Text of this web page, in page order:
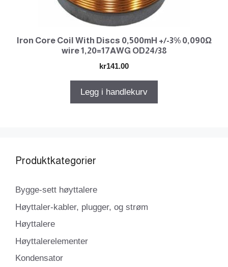
Iron Core Coil With Discs 0,500mH +/-3% 0,090Ω
wire 1,20=17AWG OD24/38
kr141.00
Legg i handlekurv
Produktkategorier
Bygge-sett høyttalere
Høyttaler-kabler, plugger, og strøm
Høyttalere
Høyttalerelementer
Kondensator